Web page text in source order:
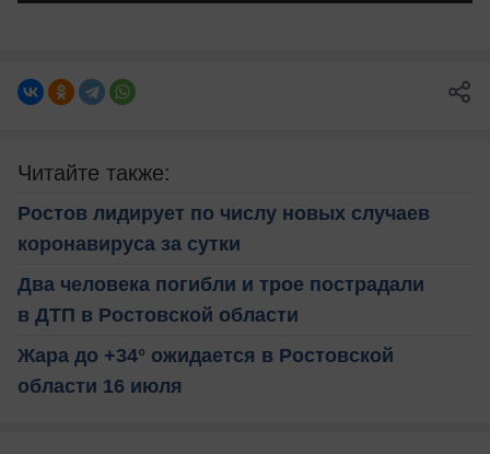
Читайте также:
Ростов лидирует по числу новых случаев
коронавируса за сутки
Два человека погибли и трое пострадали
в ДТП в Ростовской области
Жара до +34° ожидается в Ростовской
области 16 июля